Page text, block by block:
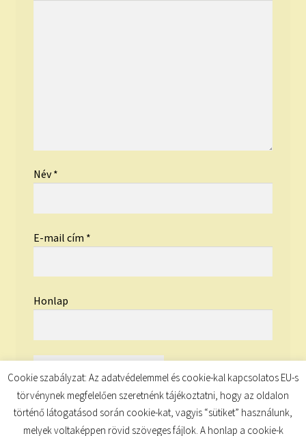
Név*
E-mail cím *
Honlap
Cookie szabályzat: Az adatvédelemmel és cookie-kal kapcsolatos EU-s
törvénynek megfelelően szeretnénk tájékoztatni, hogy az oldalon
történő látogatásod során cookie-kat, vagyis “sütiket” használunk,
melyek voltaképpen rövid szöveges fájlok. A honlap a cookie-k